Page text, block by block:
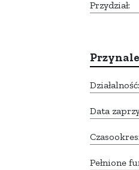
Przydział:
Działalność:
Data
Czasookres:
Pełnione